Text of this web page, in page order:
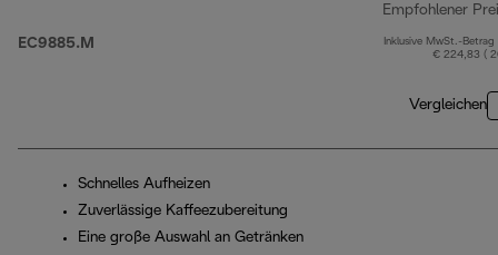
EC9885.M
Empfohlener
Inklusive MwSt.-Betrag
€ 224,83 (
Vergleichen
Schnelles Aufheizen
Zuverlässige Kaffeezubereitung
Eine große Auswahl an Getränken